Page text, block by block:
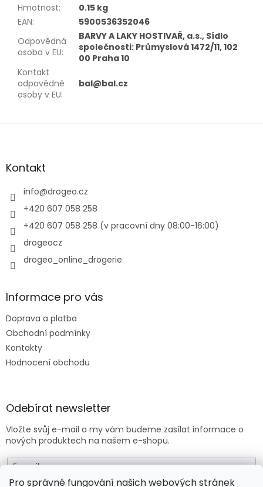
Pro správné fungování našich webových stránek
Hmotnost:
0.15 kg
EAN:
5900536352046
Odpovědná
osoba v EU:
BARVY A LAKY HOSTIVAŘ, a.s., Sídlo
společnosti: Průmyslová 1472/11, 102
00 Praha 10
Kontakt
odpovědné
osoby v EU:
bal@bal.cz
Z
aKontakt
info@drogeo.cz
+420 607 058 258
+420 607 058 258 (v pracovní dny 08:00-16:00)
drogeocz
drogeo_online_drogerie
Informace pro vás
Doprava a platba
Obchodní podmínky
Kontakty
Hodnocení obchodu
Odebírat newsletter
Vložte svůj e-mail a my vám budeme zasílat informace o
nových produktech na našem e-shopu.
E-mail